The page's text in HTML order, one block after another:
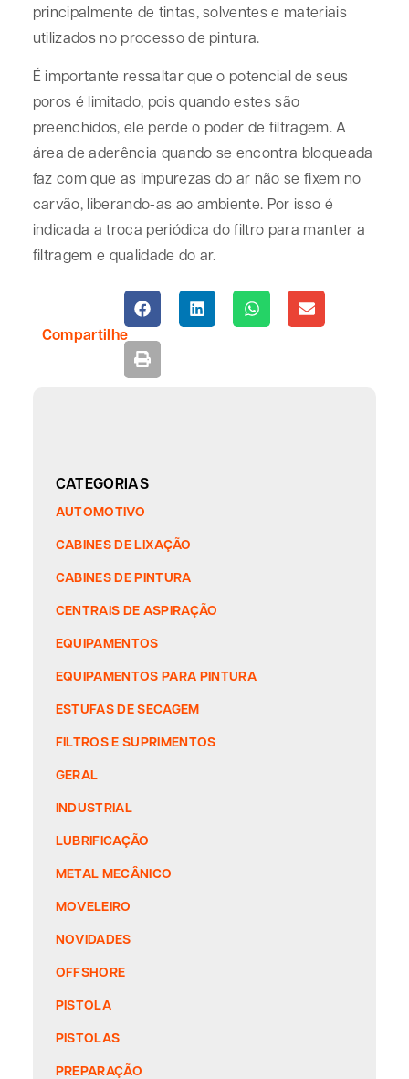
principalmente de tintas, solventes e materiais
utilizados no processo de pintura.
É importante ressaltar que o potencial de seus
poros é limitado, pois quando estes são
preenchidos, ele perde o poder de filtragem. A
área de aderência quando se encontra bloqueada
faz com que as impurezas do ar não se fixem no
carvão, liberando-as ao ambiente. Por isso é
indicada a troca periódica do filtro para manter a
filtragem e qualidade do ar.
Compartilhe
CATEGORIAS
AUTOMOTIVO
CABINES DE LIXAÇÃO
CABINES DE PINTURA
CENTRAIS DE ASPIRAÇÃO
EQUIPAMENTOS
EQUIPAMENTOS PARA PINTURA
ESTUFAS DE SECAGEM
FILTROS E SUPRIMENTOS
GERAL
INDUSTRIAL
LUBRIFICAÇÃO
METAL MECÂNICO
MOVELEIRO
NOVIDADES
OFFSHORE
PISTOLA
PISTOLAS
PREPARAÇÃO